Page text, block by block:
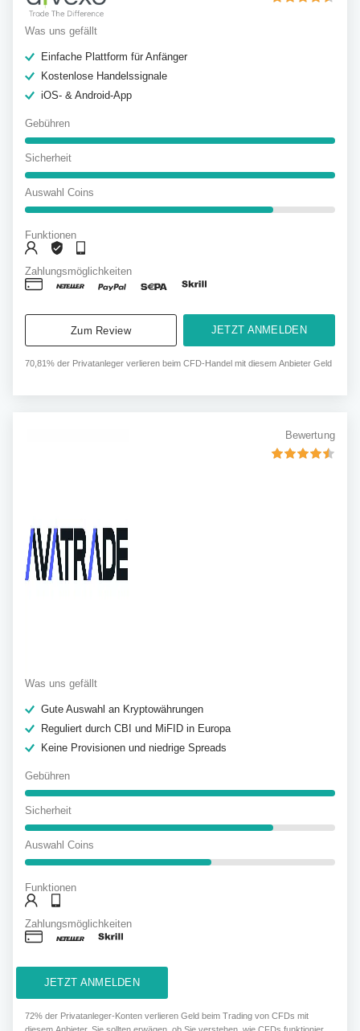
Was uns gefällt
Einfache Plattform für Anfänger
Kostenlose Handelssignale
iOS- & Android-App
Gebühren
Sicherheit
Auswahl Coins
Funktionen
Zahlungsmöglichkeiten
Zum Review JETZT ANMELDEN
70,81% der Privatanleger verlieren beim CFD-Handel mit diesem Anbieter Geld
Bewertung
Was uns gefällt
Gute Auswahl an Kryptowährungen
Reguliert durch CBI und MiFID in Europa
Keine Provisionen und niedrige Spreads
Gebühren
Sicherheit
Auswahl Coins
Funktionen
Zahlungsmöglichkeiten
JETZT ANMELDEN
72% der Privatanleger-Konten verlieren Geld beim Trading von CFDs mit